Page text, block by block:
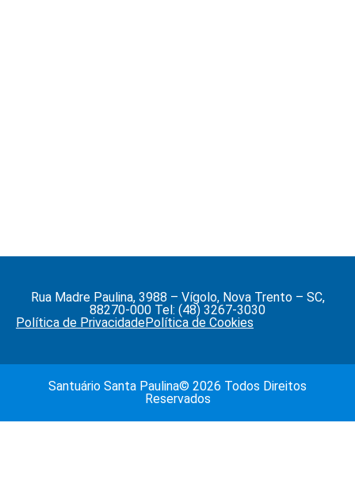
Rua Madre Paulina, 3988 – Vígolo, Nova Trento – SC,
88270-000 Tel: (48) 3267-3030
Política de PrivacidadePolítica de Cookies
Santuário Santa Paulina© 2026 Todos Direitos
Reservados